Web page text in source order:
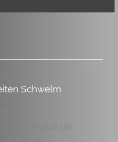
Schwelm
& 13:00-18:00 Uhr